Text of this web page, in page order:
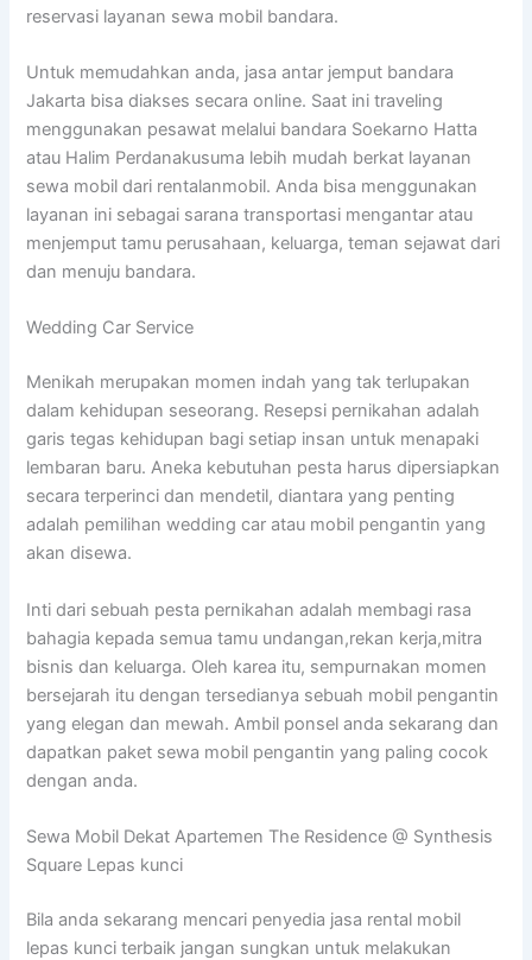
reservasi layanan sewa mobil bandara.
Untuk memudahkan anda, jasa antar jemput bandara
Jakarta bisa diakses secara online. Saat ini traveling
menggunakan pesawat melalui bandara Soekarno Hatta
atau Halim Perdanakusuma lebih mudah berkat layanan
sewa mobil dari rentalanmobil. Anda bisa menggunakan
layanan ini sebagai sarana transportasi mengantar atau
menjemput tamu perusahaan, keluarga, teman sejawat dari
dan menuju bandara.
Wedding Car Service
Menikah merupakan momen indah yang tak terlupakan
dalam kehidupan seseorang. Resepsi pernikahan adalah
garis tegas kehidupan bagi setiap insan untuk menapaki
lembaran baru. Aneka kebutuhan pesta harus dipersiapkan
secara terperinci dan mendetil, diantara yang penting
adalah pemilihan wedding car atau mobil pengantin yang
akan disewa.
Inti dari sebuah pesta pernikahan adalah membagi rasa
bahagia kepada semua tamu undangan,rekan kerja,mitra
bisnis dan keluarga. Oleh karea itu, sempurnakan momen
bersejarah itu dengan tersedianya sebuah mobil pengantin
yang elegan dan mewah. Ambil ponsel anda sekarang dan
dapatkan paket sewa mobil pengantin yang paling cocok
dengan anda.
Sewa Mobil Dekat Apartemen The Residence @ Synthesis
Square Lepas kunci
Bila anda sekarang mencari penyedia jasa rental mobil
lepas kunci terbaik jangan sungkan untuk melakukan